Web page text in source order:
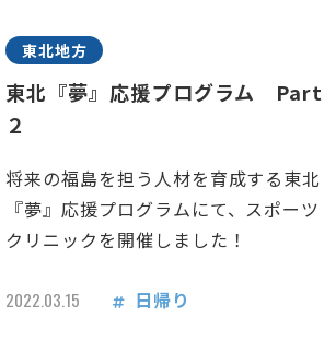
東北地方
東北『夢』応援プログラム Part
２
将来の福島を担う人材を育成する東北
『夢』応援プログラムにて、スポーツ
クリニックを開催しました！
2022.03.15 日帰り